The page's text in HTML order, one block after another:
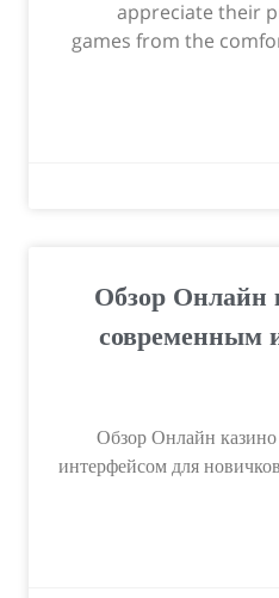
appreciate their
games from the
Обзор Онлайн
современным
Обзор Онлайн
интерфейсом для